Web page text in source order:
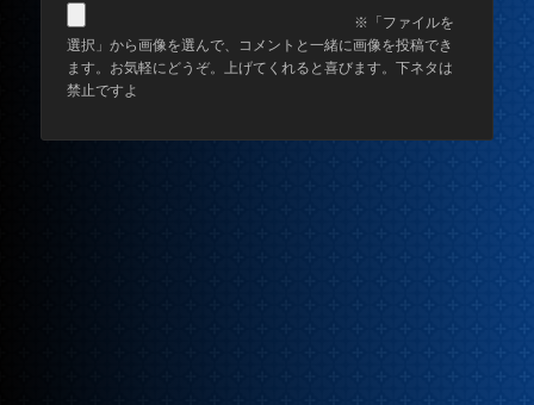
※「ファイルを
選択」から画像を選んで、コメントと一緒に画像を投稿でき
ます。お気軽にどうぞ。上げてくれると喜びます。下ネタは
禁止ですよ